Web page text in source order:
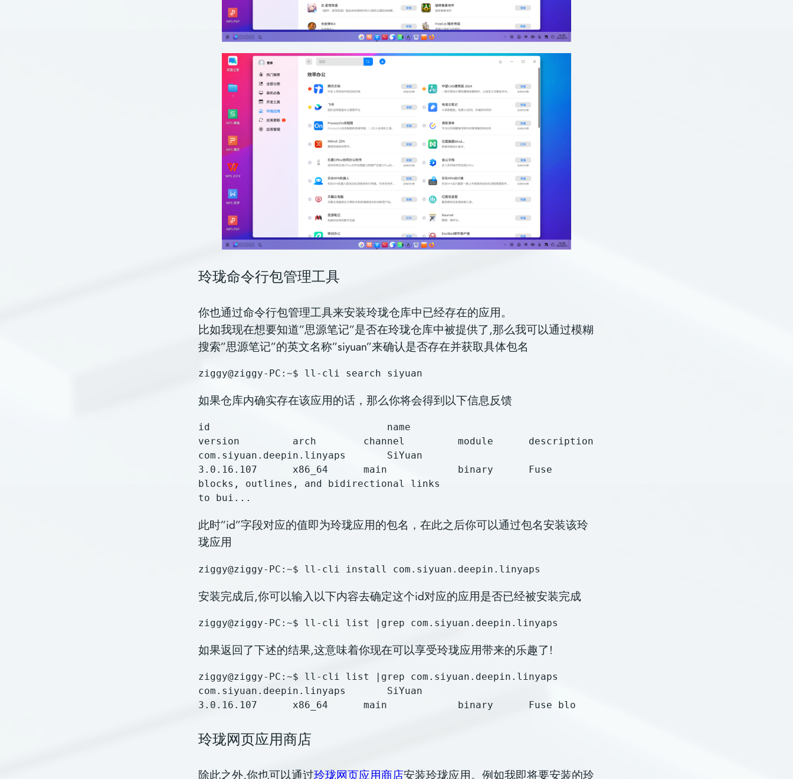
玲珑命令行包管理工具
你也通过命令行包管理工具来安装玲珑仓库中已经存在的应用。
比如我现在想要知道”思源笔记”是否在玲珑仓库中被提供了,那么我可以通过模糊
搜索”思源笔记”的英文名称”siyuan”来确认是否存在并获取具体包名
如果仓库内确实存在该应用的话，那么你将会得到以下信息反馈
id                              name
version         arch        channel         module      description
com.siyuan.deepin.linyaps       SiYuan
3.0.16.107      x86_64      main            binary      Fuse
blocks, outlines, and bidirectional links
此时”id”字段对应的值即为玲珑应用的包名，在此之后你可以通过包名安装该玲
珑应用
安装完成后,你可以输入以下内容去确定这个id对应的应用是否已经被安装完成
如果返回了下述的结果,这意味着你现在可以享受玲珑应用带来的乐趣了!
ziggy@ziggy-PC:~$ ll-cli list |grep com.siyuan.deepin.linyaps
com.siyuan.deepin.linyaps       SiYuan
玲珑网页应用商店
除此之外,你也可以通过玲珑网页应用商店安装玲珑应用。例如我即将要安装的玲